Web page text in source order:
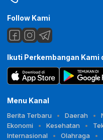
Follow Kami
Ikuti Perkembangan Kami
Menu Kanal
Berita Terbaru Daerah
Ekonomi
Kesehatan
Internasional
Olahraga